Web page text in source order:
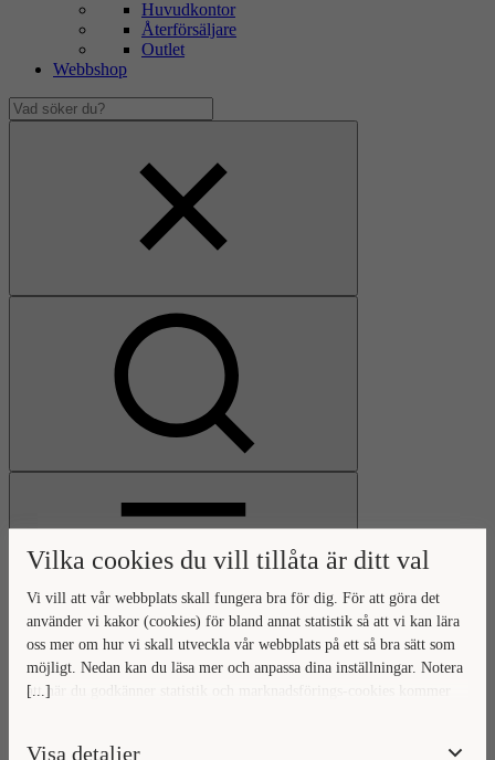
Vilka cookies du vill tillåta är ditt val
[...]
Vi vill att vår webbplats skall fungera bra för dig. För att göra det
använder vi kakor (cookies) för bland annat statistik så att vi kan lära
oss mer om hur vi skall utveckla vår webbplats på ett så bra sätt som
möjligt. Nedan kan du läsa mer och anpassa dina inställningar. Notera
att när du godkänner statistik och marknadsförings-cookies kommer
Visa detaljer
Huvudkontor
Återförsäljare
Outlet
Webbshop
Vad
söker
Öppna
huvudmeny
GåStäng
huvudmeny